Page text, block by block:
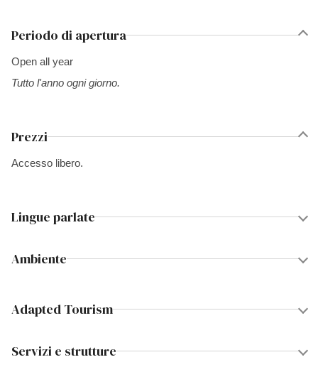
Periodo di apertura
Open all year
Tutto l'anno ogni giorno.
Prezzi
Accesso libero.
Lingue parlate
Ambiente
Adapted Tourism
Servizi e strutture